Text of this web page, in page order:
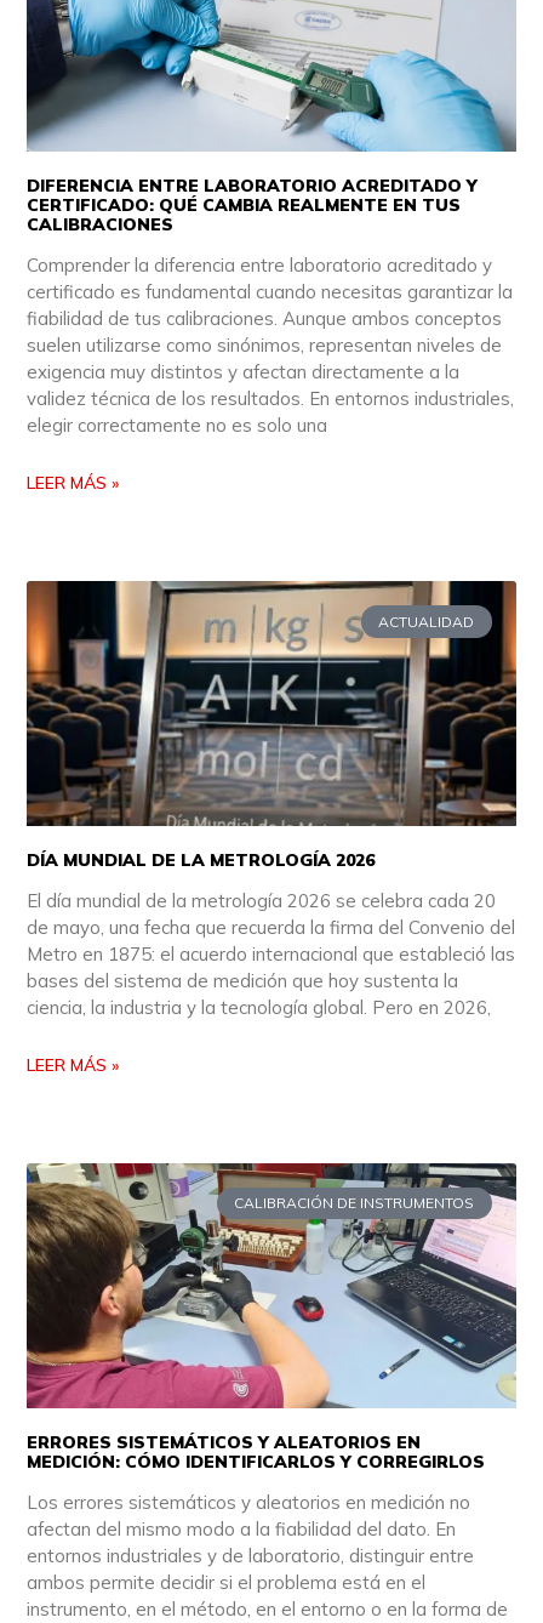
DIFERENCIA ENTRE LABORATORIO ACREDITADO Y
CERTIFICADO: QUÉ CAMBIA REALMENTE EN TUS
CALIBRACIONES
Comprender la diferencia entre laboratorio acreditado y
certificado es fundamental cuando necesitas garantizar la
fiabilidad de tus calibraciones. Aunque ambos conceptos
suelen utilizarse como sinónimos, representan niveles de
exigencia muy distintos y afectan directamente a la
validez técnica de los resultados. En entornos industriales,
elegir correctamente no es solo una
LEER MÁS »
ACTUALIDAD
DÍA MUNDIAL DE LA METROLOGÍA 2026
El día mundial de la metrología 2026 se celebra cada 20
de mayo, una fecha que recuerda la firma del Convenio del
Metro en 1875: el acuerdo internacional que estableció las
bases del sistema de medición que hoy sustenta la
ciencia, la industria y la tecnología global. Pero en 2026,
LEER MÁS »
CALIBRACIÓN DE INSTRUMENTOS
ERRORES SISTEMÁTICOS Y ALEATORIOS EN
MEDICIÓN: CÓMO IDENTIFICARLOS Y CORREGIRLOS
Los errores sistemáticos y aleatorios en medición no
afectan del mismo modo a la fiabilidad del dato. En
entornos industriales y de laboratorio, distinguir entre
ambos permite decidir si el problema está en el
instrumento, en el método, en el entorno o en la forma de